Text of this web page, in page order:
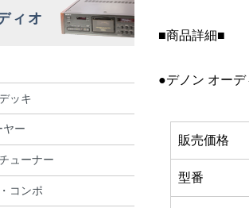
■商品詳細■
●デノン オー
販売価格
型番
ィオ
ッキ
ヤー
ューナー
コンポ